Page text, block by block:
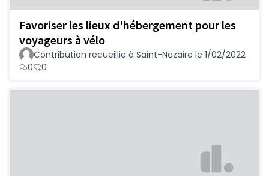
Favoriser les lieux d'hébergement pour les
voyageurs à vélo
Contribution recueillie à Saint-Nazaire le 1/02/2022
0
0